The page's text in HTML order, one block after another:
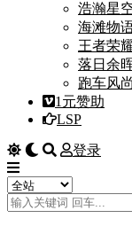
浩瀚星
海滩物
王者荣
落日余
跑车风尚
1元赞助
LSP
登录